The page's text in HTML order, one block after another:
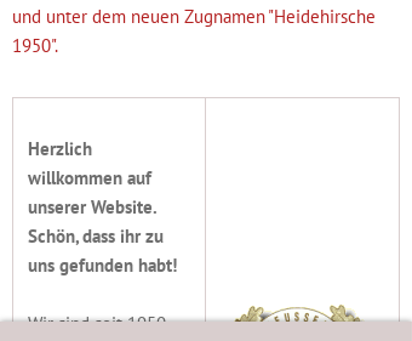
und unter dem neuen Zugnamen "Heidehirsche
1950".
Herzlich
willkommen auf
unserer Website.
Schön, dass ihr zu
uns gefunden habt!
Wir sind seit 1950